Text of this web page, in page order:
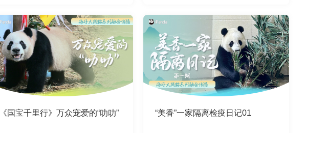
《国宝千里行》万众宠爱的“叻叻” “美香”一家隔离检疫日记01